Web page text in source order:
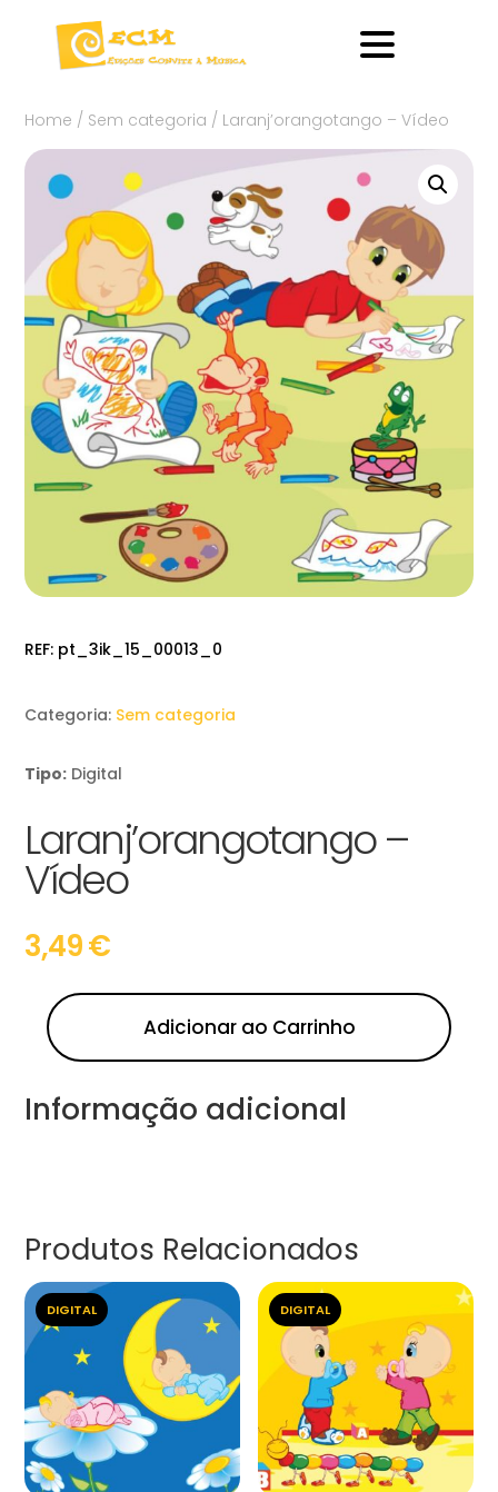
Home / Sem categoria / Laranj’orangotango – Vídeo
REF: pt_3ik_15_00013_0
Categoria: Sem categoria
Tipo: Digital
Laranj’orangotango –
Vídeo
3,49€
Adicionar ao Carrinho
Informação adicional
Produtos Relacionados
DIGITAL DIGITAL